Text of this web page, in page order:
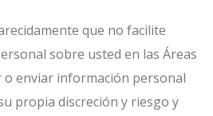
que no facilite
sobre usted en las Áreas
o enviar información personal
propia discreción y riesgo y